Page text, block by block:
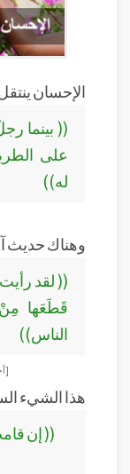
الإحسان
(( بينما
على
له))
وهناك حديث
(( لقد
قَطَعَها
الناس))
هذا الشيء
(( إن